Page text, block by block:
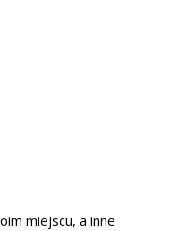
miejscu, a inne